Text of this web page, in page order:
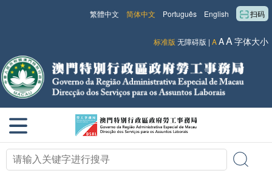
扫码
English
Português
简体中文
繁體中文
标准版 无障碍版 | AAA字体大小